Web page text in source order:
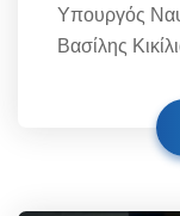
Υπουργός
Βασίλης